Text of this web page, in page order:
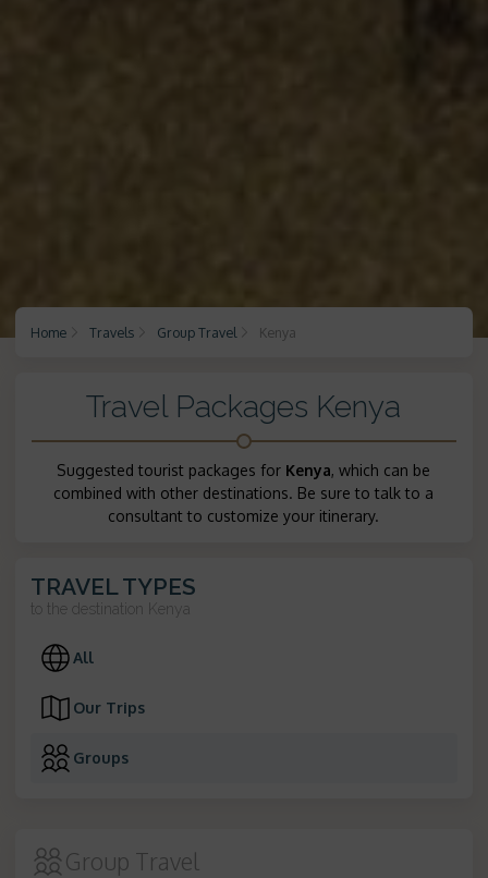
Home Travels Group Travel Kenya
Travel Packages Kenya
Suggested tourist packages for Kenya, which can be
combined with other destinations. Be sure to talk to a
consultant to customize your itinerary.
TRAVEL TYPES
to the destination Kenya
All
Our Trips
Groups
Group Travel